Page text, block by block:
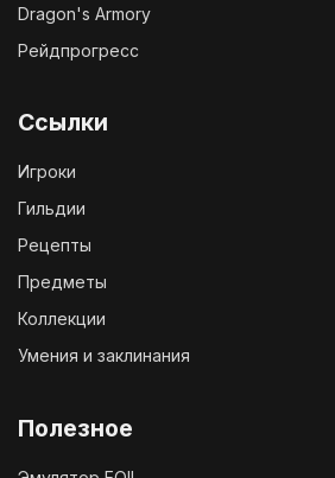
Dragon's Armory
Рейдпрогресс
Ссылки
Игроки
Гильдии
Рецепты
Предметы
Коллекции
Умения и заклинания
Полезное